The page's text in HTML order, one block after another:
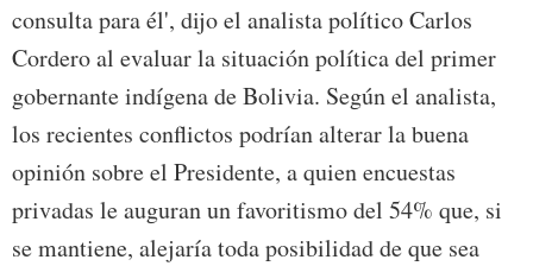
consulta para él', dijo el analista político Carlos
Cordero al evaluar la situación política del primer
gobernante indígena de Bolivia. Según el analista,
los recientes conflictos podrían alterar la buena
opinión sobre el Presidente, a quien encuestas
privadas le auguran un favoritismo del 54% que, si
se mantiene, alejaría toda posibilidad de que sea